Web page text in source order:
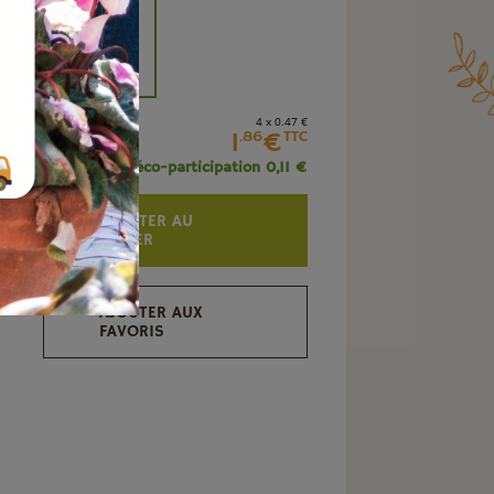
4 x 0.47 €
1.86€TTC
+ éco-participation 0,11 €
AJOUTER AU
PANIER
AJOUTER AUX
FAVORIS